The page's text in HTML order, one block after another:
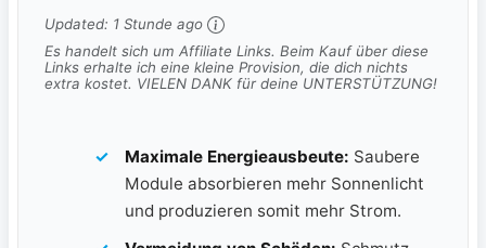
Updated: 1 Stunde ago
Es handelt sich um Affiliate Links. Beim Kauf über diese
Links erhalte ich eine kleine Provision, die dich nichts
extra kostet. VIELEN DANK für deine UNTERSTÜTZUNG!
Maximale Energieausbeute: Saubere
Module absorbieren mehr Sonnenlicht
und produzieren somit mehr Strom.